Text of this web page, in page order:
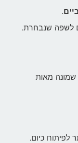
.
לשפה שנבחרת.
מאות
לפיתוח כיום.